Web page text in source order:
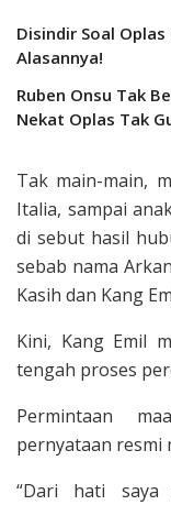
Disindir Soal
Alasannya!
Ruben Onsu Tak
Nekat Oplas Tak
Tak main-main,
Italia, sampai
di sebut hasil
sebab nama
Kasih dan Kang
Kini, Kang Emil
tengah proses
Permintaan
pernyataan resmi
“Dari hati saya